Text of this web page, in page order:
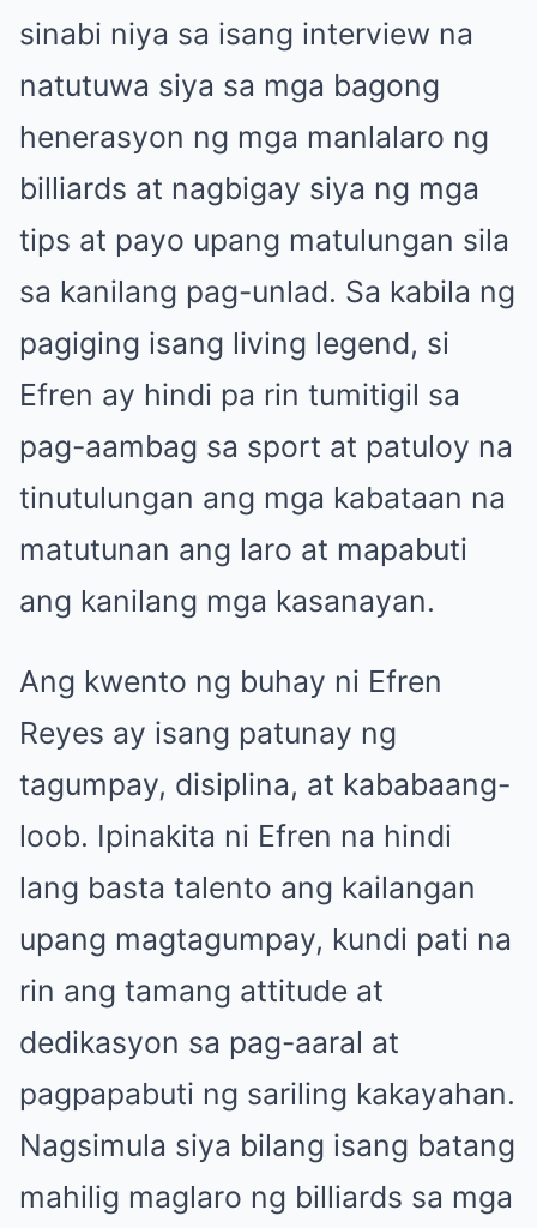
sinabi niya sa isang interview na
natutuwa siya sa mga bagong
henerasyon ng mga manlalaro ng
billiards at nagbigay siya ng mga
tips at payo upang matulungan sila
sa kanilang pag-unlad. Sa kabila ng
pagiging isang living legend, si
Efren ay hindi pa rin tumitigil sa
pag-aambag sa sport at patuloy na
tinutulungan ang mga kabataan na
matutunan ang laro at mapabuti
ang kanilang mga kasanayan.
Ang kwento ng buhay ni Efren
Reyes ay isang patunay ng
tagumpay, disiplina, at kababaang-
loob. Ipinakita ni Efren na hindi
lang basta talento ang kailangan
upang magtagumpay, kundi pati na
rin ang tamang attitude at
dedikasyon sa pag-aaral at
pagpapabuti ng sariling kakayahan.
Nagsimula siya bilang isang batang
mahilig maglaro ng billiards sa mga